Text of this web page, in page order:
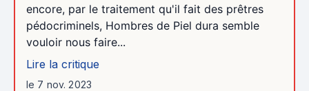
encore, par le traitement qu'il fait des prêtres
pédocriminels, Hombres de Piel dura semble
vouloir nous faire...
Lire la critique
le 7 nov. 2023